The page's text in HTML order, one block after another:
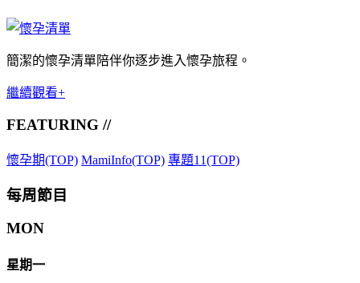
簡潔的懷孕清單陪伴你逐步進入懷孕旅程。
繼續觀看+
FEATURING //
懷孕期(TOP) MamiInfo(TOP) 專題11(TOP)
每周節目
MON
星期一